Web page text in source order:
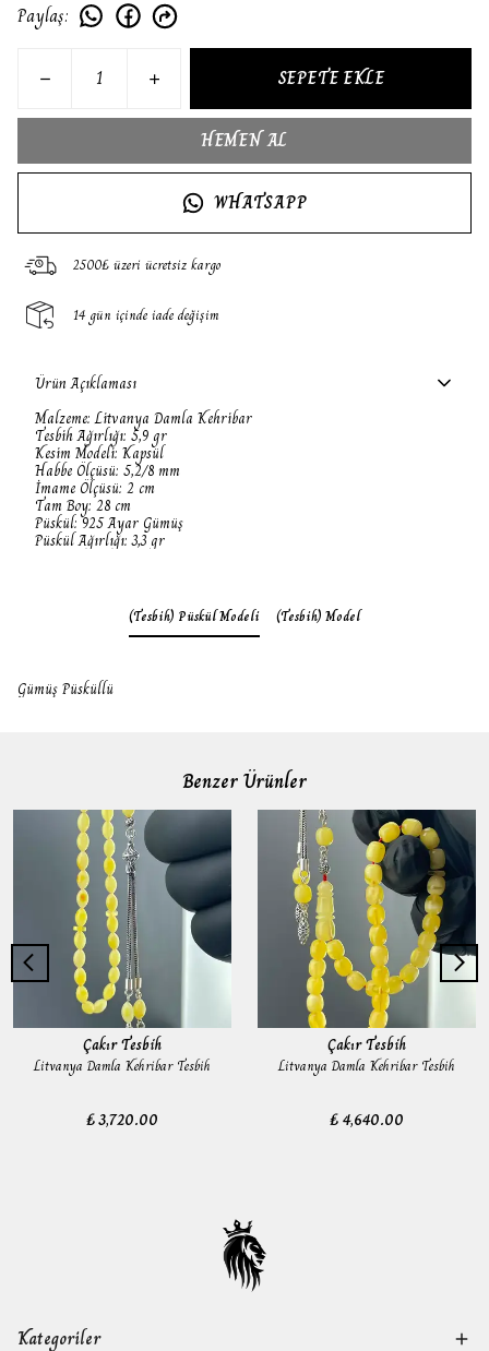
Paylaş:
SEPETE EKLE
HEMEN AL
WHATSAPP
2500₺ üzeri ücretsiz kargo
14 gün içinde iade değişim
Ürün Açıklaması
Malzeme: Litvanya Damla Kehribar
Tesbih Ağırlığı: 5,9 gr
Kesim Modeli: Kapsül
Habbe Ölçüsü: 5,2/8 mm
İmame Ölçüsü: 2 cm
Tam Boy: 28 cm
Püskül: 925Ayar Gümüş
Püskül Ağırlığı: 3,3 gr
(Tesbih) Püskül Modeli (Tesbih) Model
Gümüş Püsküllü
Benzer Ürünler
Çakır Tesbih
Litvanya Damla Kehribar Tesbih
₺ 3,720.00
Çakır Tesbih
Litvanya Damla Kehribar Tesbih
₺ 4,640.00
Kategoriler